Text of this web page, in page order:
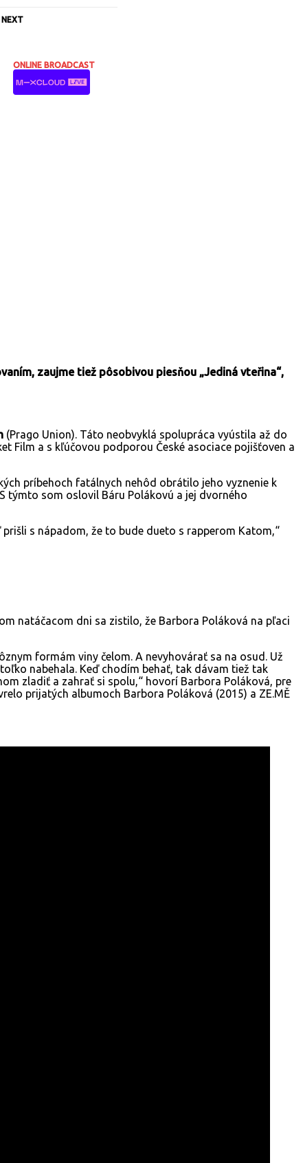
NEXT
ONLINE BROADCAST
zaujme tiež pôsobivou piesňou „Jediná vteřina“,
(Prago Union). Táto neobvyklá spolupráca vyústila až do
Film a s kľúčovou podporou České asociace pojišťoven a
príbehoch fatálnych nehôd obrátilo jeho vyznenie k
týmto som oslovil Báru Polákovú a jej dvorného
s nápadom, že to bude dueto s rapperom Katom,“
natáčacom dni sa zistilo, že Barbora Poláková na pľaci
formám viny čelom. A nevyhovárať sa na osud. Už
nabehala. Keď chodím behať, tak dávam tiež tak
zladiť a zahrať si spolu,“ hovorí Barbora Poláková, pre
prijatých albumoch Barbora Poláková (2015) a ZE.MĚ